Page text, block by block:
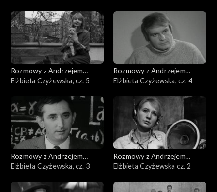
Rozmowy z Andrzejem
Doboszem
Elżbieta Czyżewska, cz. 5
Rozmowy z Andrzejem
Doboszem
Elżbieta Czyżewska, cz. 4
Rozmowy z Andrzejem
Doboszem
Elżbieta Czyżewska, cz. 3
Rozmowy z Andrzejem
Doboszem
Elżbieta Czyżewska cz. 2